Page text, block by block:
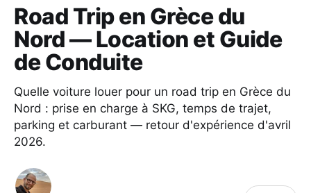
Road Trip en Grèce du
Nord — Location et Guide
de Conduite
Quelle voiture louer pour un road trip en Grèce du
Nord : prise en charge à SKG, temps de trajet,
parking et carburant — retour d'expérience d'avril
2026.